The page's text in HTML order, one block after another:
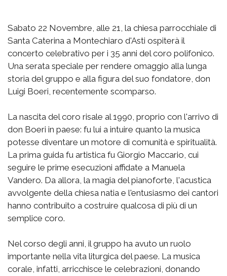
Sabato 22 Novembre, alle 21, la chiesa parrocchiale di
Santa Caterina a Montechiaro d'Asti ospiterà il
concerto celebrativo per i 35 anni del coro polifonico.
Una serata speciale per rendere omaggio alla lunga
storia del gruppo e alla figura del suo fondatore, don
Luigi Boeri, recentemente scomparso.
La nascita del coro risale al 1990, proprio con l'arrivo di
don Boeri in paese: fu lui a intuire quanto la musica
potesse diventare un motore di comunità e spiritualità.
La prima guida fu artistica fu Giorgio Maccario, cui
seguire le prime esecuzioni affidate a Manuela
Vandero. Da allora, la magia del pianoforte, l'acustica
avvolgente della chiesa natia e l'entusiasmo dei cantori
hanno contribuito a costruire qualcosa di più di un
semplice coro.
Nel corso degli anni, il gruppo ha avuto un ruolo
importante nella vita liturgica del paese. La musica
corale, infatti, arricchisce le celebrazioni, donando